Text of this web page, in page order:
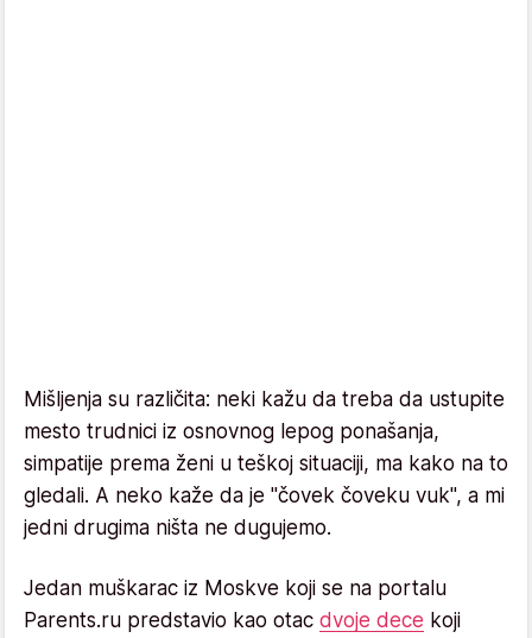
Mišljenja su različita: neki kažu da treba da ustupite
mesto trudnici iz osnovnog lepog ponašanja,
simpatije prema ženi u teškoj situaciji, ma kako na to
gledali. A neko kaže da je "čovek čoveku vuk", a mi
jedni drugima ništa ne dugujemo.
Jedan muškarac iz Moskve koji se na portalu
Parents.ru predstavio kao otac dvoje dece koji